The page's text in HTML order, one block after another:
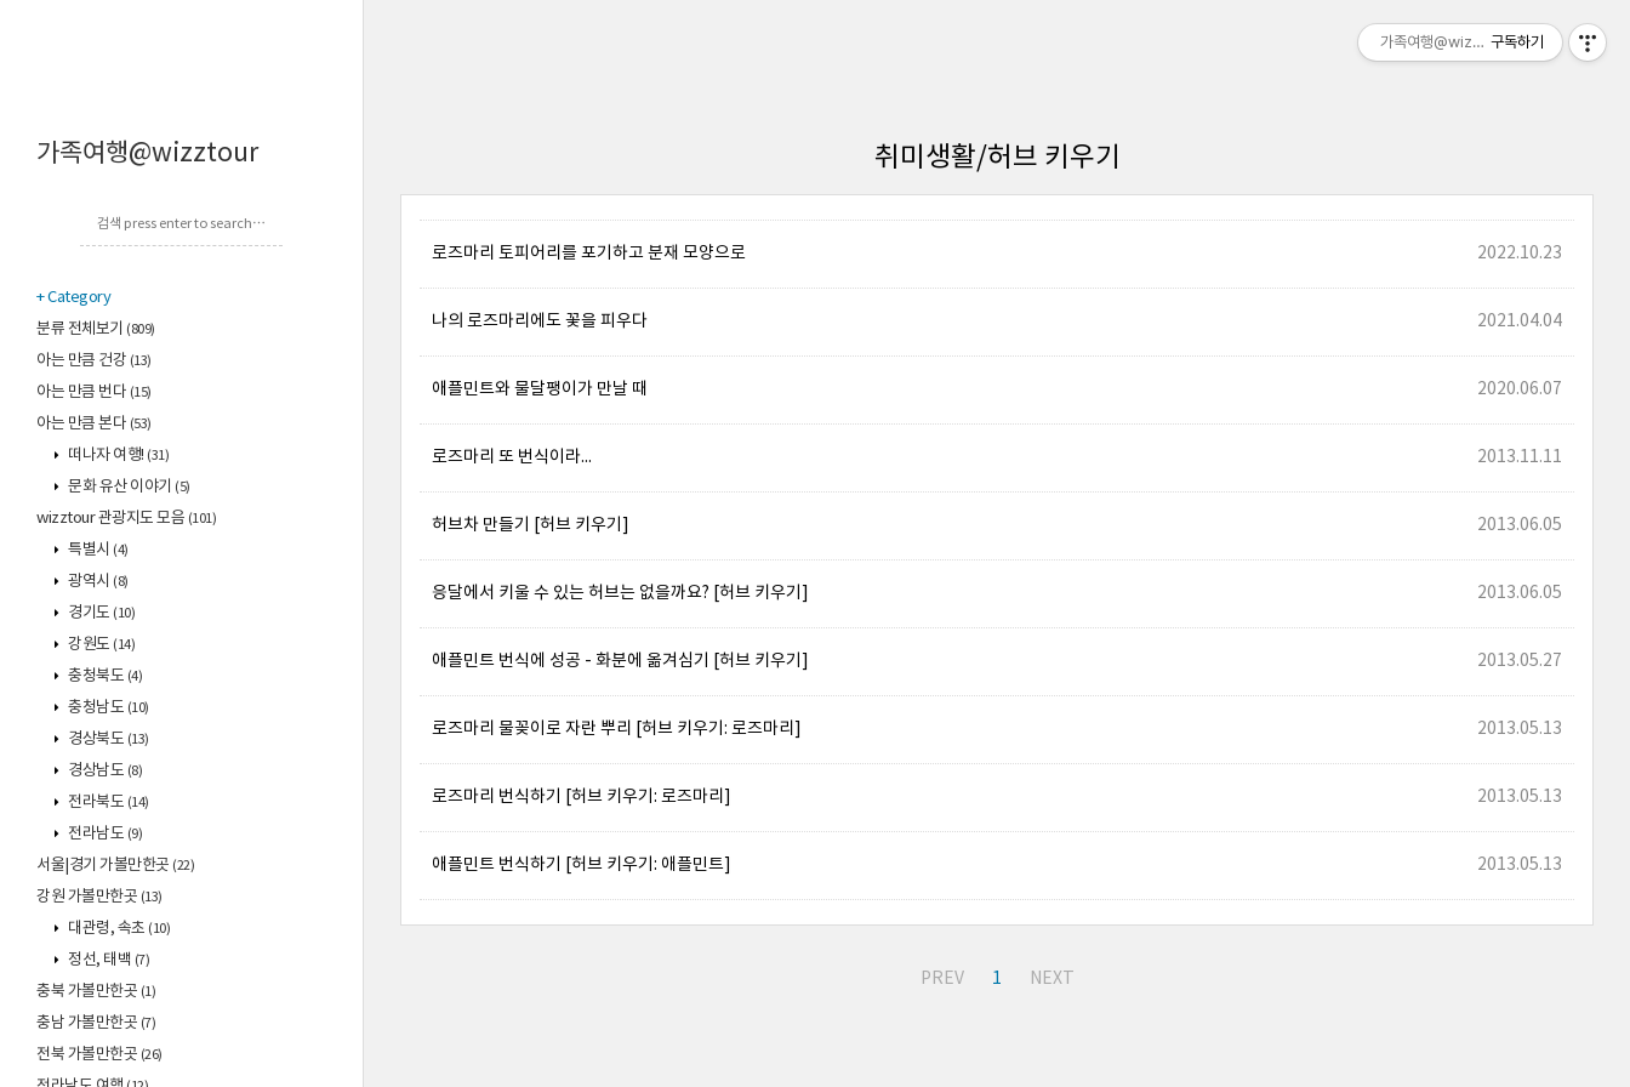
가족여행@wizztour
Category
분류 전체보기
(809)
아는 만큼 건강 (13)
아는 만큼 번다 (15)
아는 만큼 본다 (53)
떠나자 여행! (31)
문화 유산 이야기 (5)
wizztour 관광지도 모음 (101)
특별시 (4)
광역시 (8)
경기도 (10)
강원도 (14)
충청북도 (4)
충청남도 (10)
경상북도 (13)
경상남도 (8)
전라북도 (14)
전라남도 (9)
서울|경기 가볼만한곳 (22)
강원 가볼만한곳 (13)
대관령, 속초 (10)
정선, 태백 (7)
충북 가볼만한곳 (1)
충남 가볼만한곳 (7)
전북 가볼만한곳 (26)
취미생활/허브 키우기
로즈마리 토피어리를 포기하고 분재 모양으로 2022.10.23
나의 로즈마리에도 꽃을 피우다 2021.04.04
애플민트와 물달팽이가 만날 때 2020.06.07
로즈마리 또 번식이라... 2013.11.11
허브차 만들기 [허브 키우기] 2013.06.05
응달에서 키울 수 있는 허브는 없을까요? [허브 키우기] 2013.06.05
애플민트 번식에 성공 - 화분에 옮겨심기 [허브 키우기] 2013.05.27
로즈마리 물꽂이로 자란 뿌리 [허브 키우기: 로즈마리] 2013.05.13
로즈마리 번식하기 [허브 키우기: 로즈마리] 2013.05.13
애플민트 번식하기 [허브 키우기: 애플민트] 2013.05.13
PREV 1 NEXT
가족여행@wizztour구독하기